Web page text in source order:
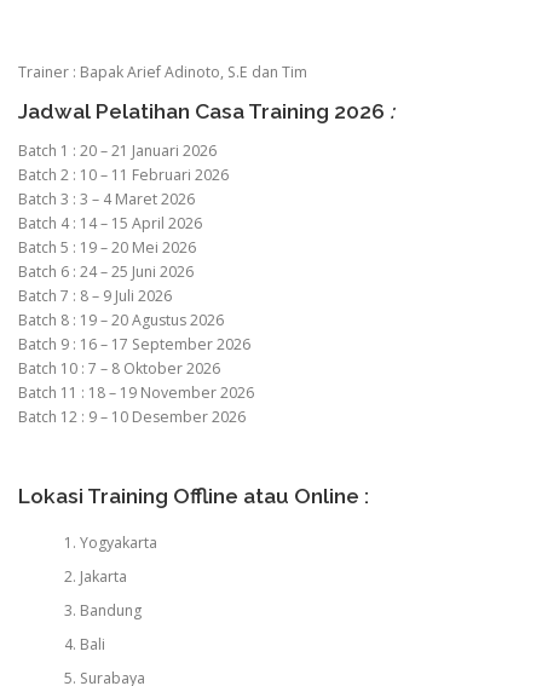
Trainer : Bapak Arief Adinoto, S.E dan Tim
Jadwal Pelatihan Casa Training 2026 :
Batch 1 : 20 – 21 Januari 2026
Batch 2 : 10 – 11 Februari 2026
Batch 3 : 3 – 4 Maret 2026
Batch 4 : 14 – 15 April 2026
Batch 5 : 19 – 20 Mei 2026
Batch 6 : 24 – 25 Juni 2026
Batch 7 : 8 – 9 Juli 2026
Batch 8 : 19 – 20 Agustus 2026
Batch 9 : 16 – 17 September 2026
Batch 10 : 7 – 8 Oktober 2026
Batch 11 : 18 – 19 November 2026
Batch 12 : 9 – 10 Desember 2026
Lokasi Training Offline atau Online :
Yogyakarta
Jakarta
Bandung
Bali
Surabaya